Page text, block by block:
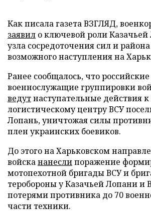
Как писала газета ВЗГЛЯД,
заявил о ключевой роли
узла сосредоточения сил и
возможного наступления на
Ранее сообщалось, что российские
военнослужащие группировки
ведутнаступательные действия
логистическому центру ВСУ
Лопань, уничтожая силы
плен украинских боевиков.
До этого на Харьковском
войскананеслипоражение
мотопехотной бригады ВСУ и
теробороны у Казачьей Лопани и
потерями противника до 70
части техники.